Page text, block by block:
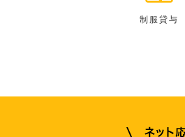
制服貸与